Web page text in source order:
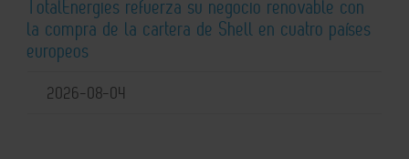
TotalEnergies refuerza su negocio renovable con
la compra de la cartera de Shell en cuatro países
europeos
2026-08-04